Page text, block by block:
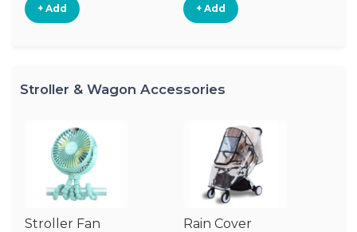
+ Add + Add
Stroller & Wagon Accessories
Stroller Fan Rain Cover